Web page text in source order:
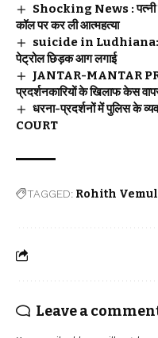
Shocking News : पत्नी
कॉल पर कर ली आत्महत्या
suicide in Ludhiana: दवा
पेट्रोल छिड़क आग लगाई
JANTAR-MANTAR
प्रदर्शनकारियों के खिलाफ केस
धरना-प्रदर्शनों में पुलिस के
COURT
TAGGED: Rohith
Leave a